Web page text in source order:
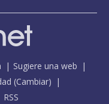
Sugiere una web
(Cambiar)
RSS